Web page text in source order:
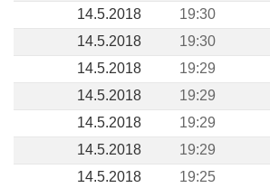
14.5.2018
19:30
14.5.2018 19:30
14.5.2018
19:29
14.5.2018 19:29
14.5.2018
19:29
14.5.2018 19:29
14.5.2018
19:25